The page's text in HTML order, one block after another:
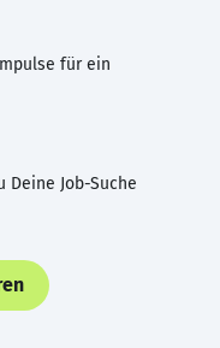
für ein
Job-Suche